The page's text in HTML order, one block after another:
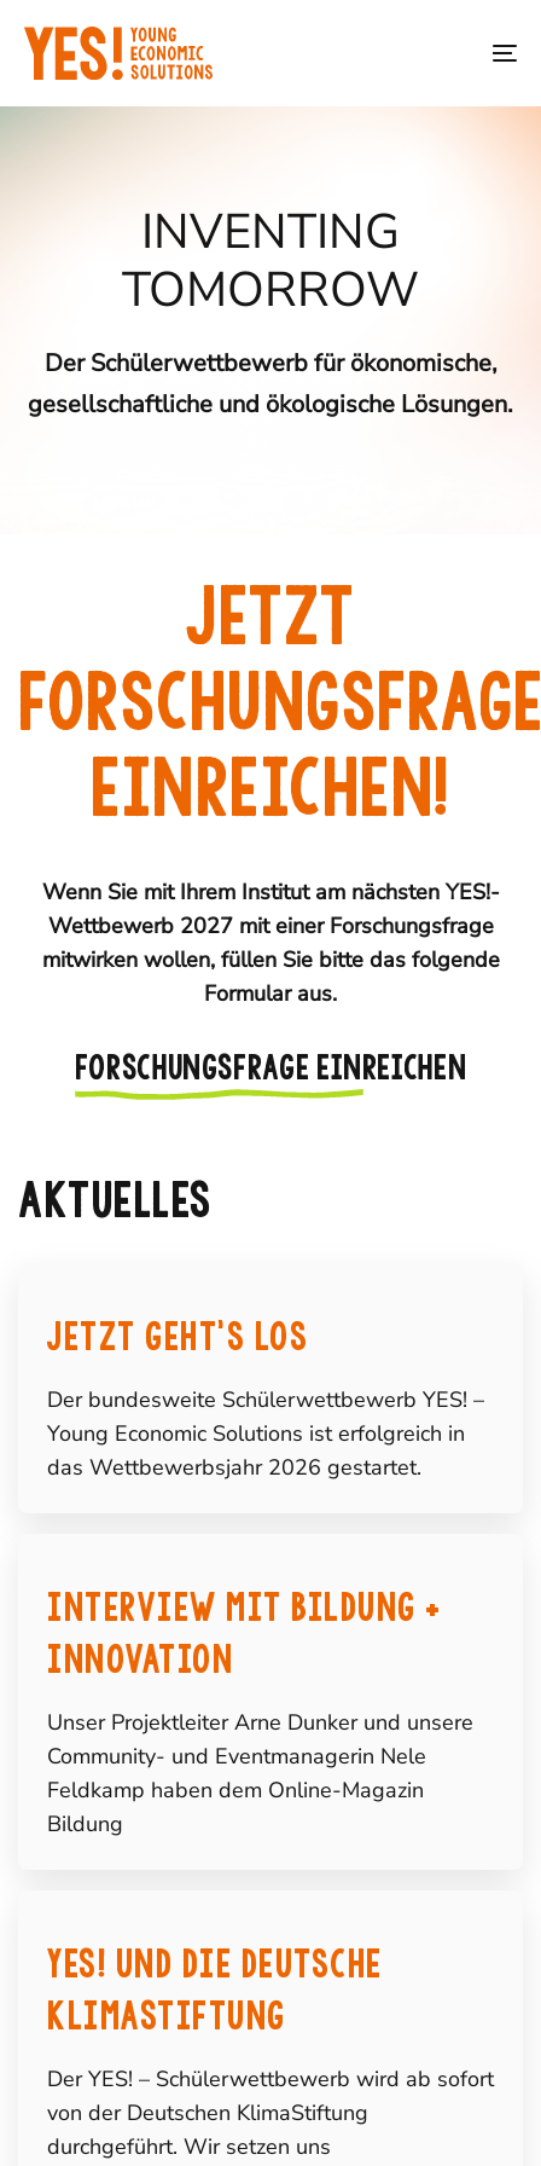
links
to
primary
INVENTING
TOMORROW
Der Schülerwettbewerb für ökonomische,
gesellschaftliche und ökologische Lösungen.
Jetzt
einreichen!
Wenn Sie mit Ihrem Institut am nächsten YES!-
Wettbewerb 2027 mit einer Forschungsfrage
mitwirken wollen, füllen Sie bitte das folgende
Formular aus.
FORSCHUNGSFRAGE EINREICHEN
AKTUELLES
Jetzt geht’s los
Der bundesweite Schülerwettbewerb YES! –
Young Economic Solutions ist erfolgreich in
das Wettbewerbsjahr 2026 gestartet.
Interview mit Bildung +
Innovation
Unser Projektleiter Arne Dunker und unsere
Community- und Eventmanagerin Nele
Feldkamp haben dem Online-Magazin
Bildung
YES! und die Deutsche
KlimaStiftung
Der YES! – Schülerwettbewerb wird ab sofort
von der Deutschen KlimaStiftung
durchgeführt. Wir setzen uns